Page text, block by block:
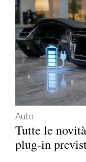
Auto
Tutte le
plug-in